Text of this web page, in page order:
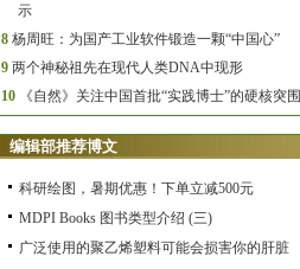
示
8 杨周旺：为国产工业软件锻造一颗“中国心”
9 两个神秘祖先在现代人类DNA中现形
10
《自然》关注中国首批“实践博士”的硬核突围
编辑部推荐博文
科研绘图，暑期优惠！下单立减500元
MDPI Books 图书类型介绍 (三)
广泛使用的聚乙烯塑料可能会损害你的肝脏